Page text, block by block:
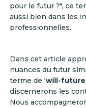
pour le futur ?", ce
aussi bien dans les
professionnelles.
Dans cet article
nuances du futur
terme de 'will-future
discernerons les
Nous